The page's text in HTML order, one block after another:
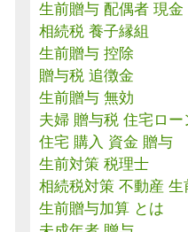
生前贈与 配偶者 現金
相続税 養子縁組
生前贈与 控除
贈与税 追徴金
生前贈与 無効
夫婦 贈与税 住宅ロー
住宅 購入 資金 贈与
生前対策 税理士
相続税対策 不動産 生
生前贈与加算 とは